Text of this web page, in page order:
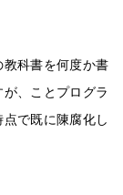
科書を何度か書
、ことプログラ
で既に陳腐化し